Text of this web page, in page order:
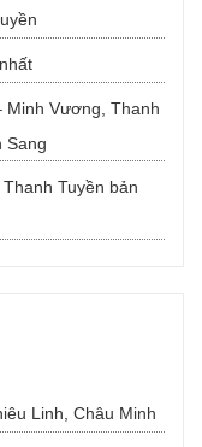
Vương, Thanh
Sang
Tuyền bản
Linh, Châu Minh